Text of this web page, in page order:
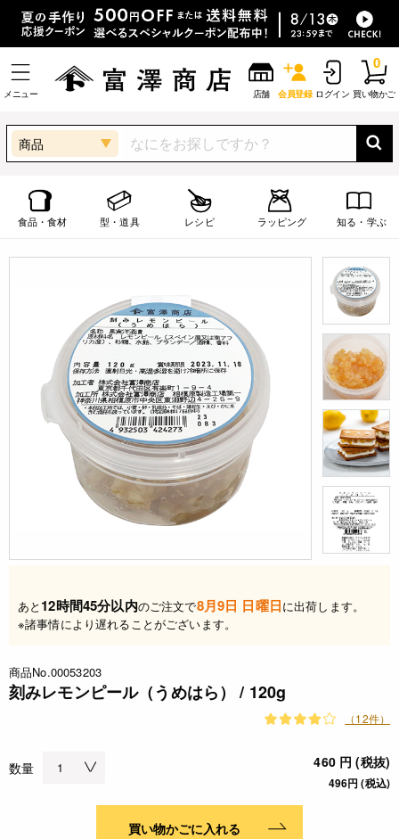
メニュー 店舗 会員登録 ログイン 買い物かご
0
商品
食品・食材 型・道具 レシピ ラッピング 知る・学ぶ
あと 12時間45分以内のご注文で8月9日 日曜日に出荷します。
※諸事情により遅れることがございます。
商品No.00053203
刻みレモンピール（うめはら） / 120g
（12件）
数量 460 円 (税抜)
496円 (税込)
買い物かごに入れる